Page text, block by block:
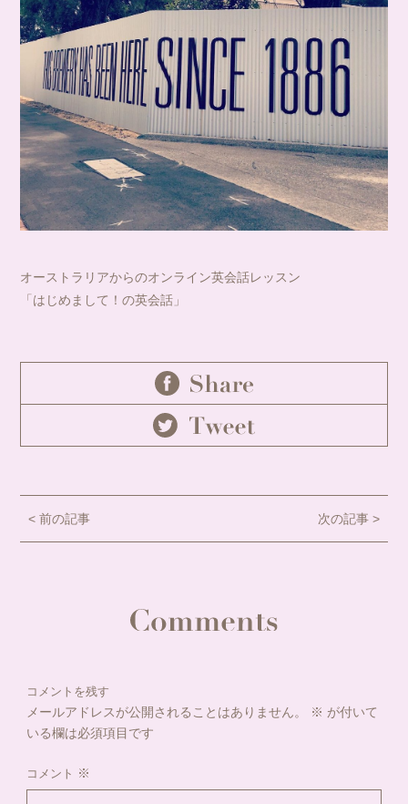
オーストラリアからのオンライン英会話レッスン
「はじめまして！の英会話」
< 前の記事 次の記事 >
コメントを残す
メールアドレスが公開されることはありません。 ※ が付いて
いる欄は必須項目です
コメント ※